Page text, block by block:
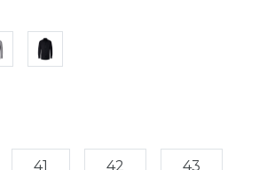
41 42 43